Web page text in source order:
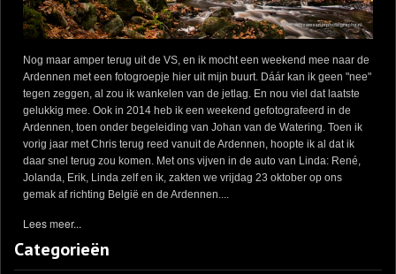
Nog maar amper terug uit de VS, en ik mocht een weekend mee naar de
Ardennen met een fotogroepje hier uit mijn buurt. Dáár kan ik geen "nee"
tegen zeggen, al zou ik wankelen van de jetlag. En nou viel dat laatste
gelukkig mee. Ook in 2014 heb ik een weekend gefotografeerd in de
Ardennen, toen onder begeleiding van Johan van de Watering. Toen ik
vorig jaar met Chris terug reed vanuit de Ardennen, hoopte ik al dat ik
daar snel terug zou komen. Met ons vijven in de auto van Linda: René,
Jolanda, Erik, Linda zelf en ik, zakten we vrijdag 23 oktober op ons
gemak af richting België en de Ardennen....
Lees meer...
Categorieën